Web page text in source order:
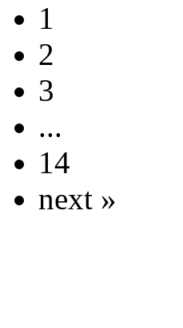
1
2
3
...
14
next »